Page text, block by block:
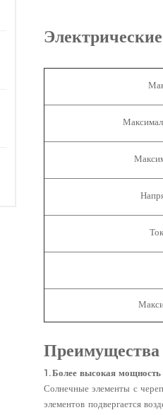
Преимущества
1. Более высокая
Солнечные элементы с
элементов подвергается